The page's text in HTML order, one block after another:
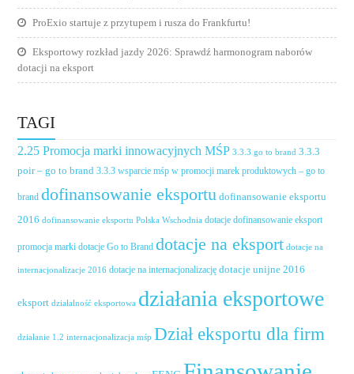
ProExio startuje z przytupem i rusza do Frankfurtu!
Eksportowy rozkład jazdy 2026: Sprawdź harmonogram naborów
dotacji na eksport
TAGI
2.25 Promocja marki innowacyjnych MŚP 3.3.3 go to brand 3.3.3
poir – go to brand 3.3.3 wsparcie mśp w promocji marek produktowych – go to
brand dofinansowanie eksportu dofinansowanie eksportu
2016 dofinansowanie eksportu Polska Wschodnia dotacje dofinansowanie eksport
promocja marki dotacje Go to Brand dotacje na eksport dotacje na
internacjonalizacje 2016 dotacje na internacjonalizację dotacje unijne 2016
eksport działalność eksportowa działania eksportowe
działanie 1.2 internacjonalizacja mśp Dział eksportu dla firm